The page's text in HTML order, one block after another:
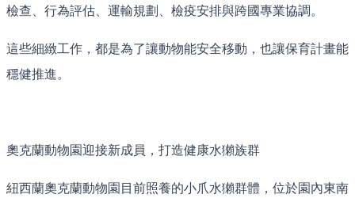
檢查、行為評估、運輸規劃、檢疫安排與跨國專業協調。
這些細緻工作，都是為了讓動物能安全移動，也讓保育計畫能
穩健推進。
奧克蘭動物園迎接新成員，打造健康水獺族群
紐西蘭奧克蘭動物園目前照養的小爪水獺群體，位於園內東南